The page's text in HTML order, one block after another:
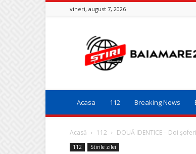
vineri, august 7, 2026
Baia
Mare
24
Acasa 112 Breaking News
Acasă 112 DOUĂ IDENTICE – Doi
112 Stirile zilei